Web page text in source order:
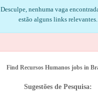
Desculpe, nenhuma vaga
estão alguns links relevantes.
Find Recursos Humanos jobs in
Sugestões de Pesquisa: